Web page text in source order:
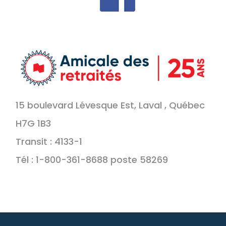
15 boulevard Lévesque Est, Laval , Québec
H7G 1B3
Transit : 4133-1
Tél : 1-800-361-8688 poste 58269